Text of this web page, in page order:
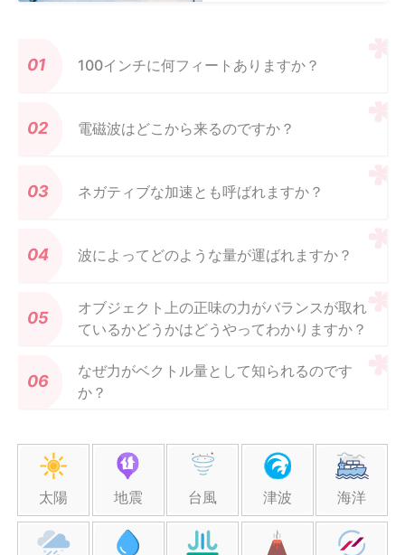
100インチに何フィートありますか？
電磁波はどこから来るのですか？
ネガティブな加速とも呼ばれますか？
波によってどのような量が運ばれますか？
オブジェクト上の正味の力がバランスが取れ
ているかどうかはどうやってわかりますか？
なぜ力がベクトル量として知られるのです
か？
太陽 地震 台風 津波 海洋